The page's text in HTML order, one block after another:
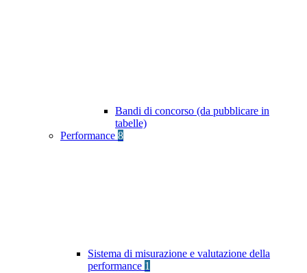
Bandi di concorso (da pubblicare in
tabelle)
Performance 8
Sistema di misurazione e valutazione della
performance 1